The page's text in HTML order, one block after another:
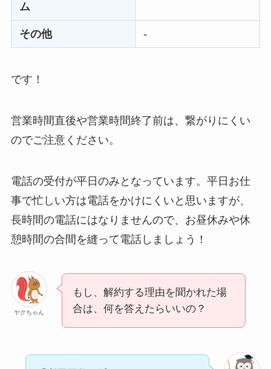
ム
その他 -
です！
営業時間直後や営業時間終了前は、繋がりにくい
のでご注意ください。
電話の受付が平日のみとなっています。平日お仕
事で忙しい方は電話をかけにくいと思いますが、
長時間の電話にはなりませんので、お昼休みや休
憩時間の合間を縫って電話しましょう！
ヤクちゃん
もし、解約する理由を聞かれた場
合は、何を答えたらいいの？